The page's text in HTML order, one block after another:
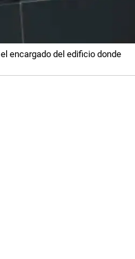
encargado del edificio donde